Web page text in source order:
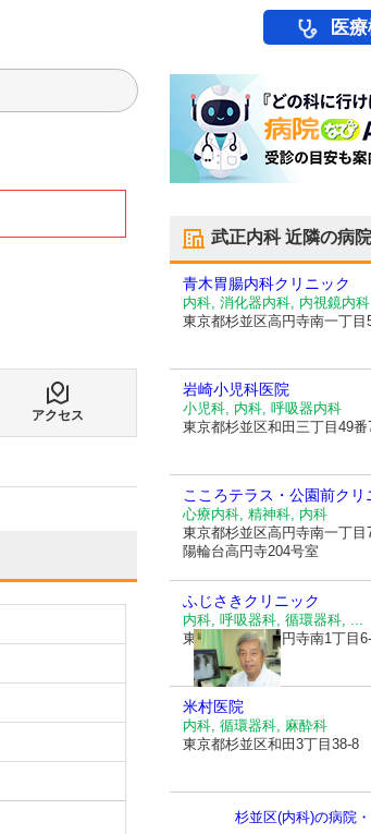
医
アクセス
武正内科近隣の病
青木胃腸内科クリニック
内科, 消化器内科, 内視鏡内科
東京都杉並区高円寺南一丁目
岩崎小児科医院
小児科, 内科, 呼吸器内科
東京都杉並区和田三丁目49番
こころテラス・公園前クリ
心療内科, 精神科, 内科
東京都杉並区高円寺南一丁目
陽輪台高円寺204号室
ふじさきクリニック
内科, 呼吸器科, 循環器科, ...
東京都杉並区 高円寺南1丁目
米村医院
内科, 循環器科, 麻酔科
東京都杉並区和田3丁目38-8
杉並区(内科)の病院